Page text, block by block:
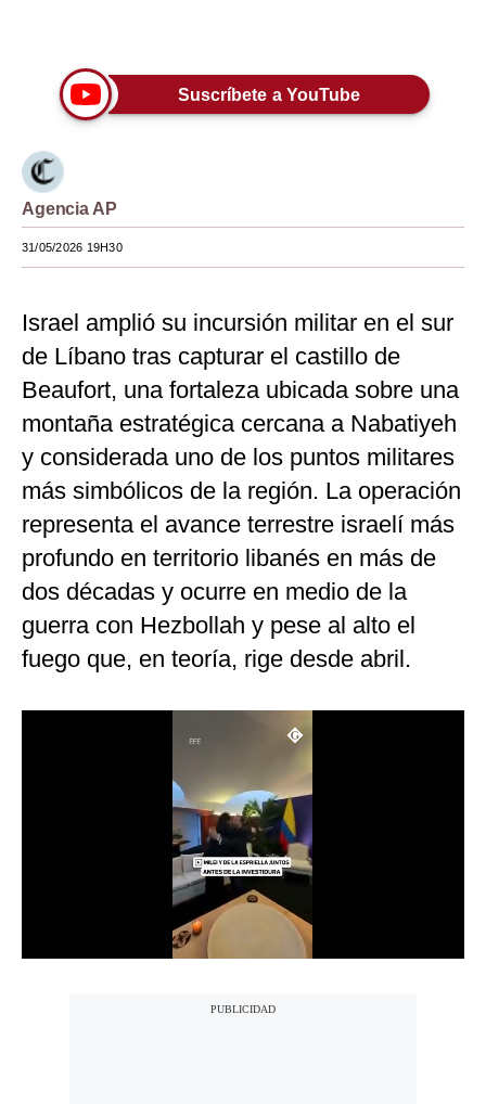
Lujo
Viajes
Moda
Estilos
Mundo
España
Internacional
Tecnología
Mix
G de Gestión
Notas Contratadas
Somos?
Suscríbete a YouTube
Agencia AP
31/05/2026 19H30
Israel amplió su incursión militar en el sur
de Líbano tras capturar el castillo de
Beaufort, una fortaleza ubicada sobre una
montaña estratégica cercana a Nabatiyeh
y considerada uno de los puntos militares
más simbólicos de la región. La operación
representa el avance terrestre israelí más
profundo en territorio libanés en más de
dos décadas y ocurre en medio de la
guerra con Hezbollah y pese al alto el
fuego que, en teoría, rige desde abril.